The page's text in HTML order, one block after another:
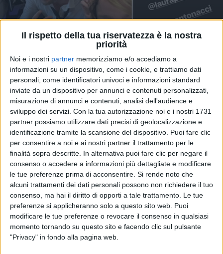
Il rispetto della tua riservatezza è la nostra
priorità
Noi e i nostri partner memorizziamo e/o accediamo a
informazioni su un dispositivo, come i cookie, e trattiamo dati
personali, come identificatori univoci e informazioni standard
inviate da un dispositivo per annunci e contenuti personalizzati,
misurazione di annunci e contenuti, analisi dell'audience e
sviluppo dei servizi. Con la tua autorizzazione noi e i nostri 1731
partner possiamo utilizzare dati precisi di geolocalizzazione e
identificazione tramite la scansione del dispositivo. Puoi fare clic
per consentire a noi e ai nostri partner il trattamento per le
finalità sopra descritte. In alternativa puoi fare clic per negare il
consenso o accedere a informazioni più dettagliate e modificare
le tue preferenze prima di acconsentire. Si rende noto che
alcuni trattamenti dei dati personali possono non richiedere il tuo
consenso, ma hai il diritto di opporti a tale trattamento. Le tue
preferenze si applicheranno solo a questo sito web. Puoi
modificare le tue preferenze o revocare il consenso in qualsiasi
momento tornando su questo sito e facendo clic sul pulsante
"Privacy" in fondo alla pagina web.
NEWS 05 lug 2019
Laura e Biagio a San Siro: Emma e Giuliano
Sangiorgi cantano come due fan
Foto e video del primo concerto a Milano del loro
tour negli stadi
diAndrea Daz